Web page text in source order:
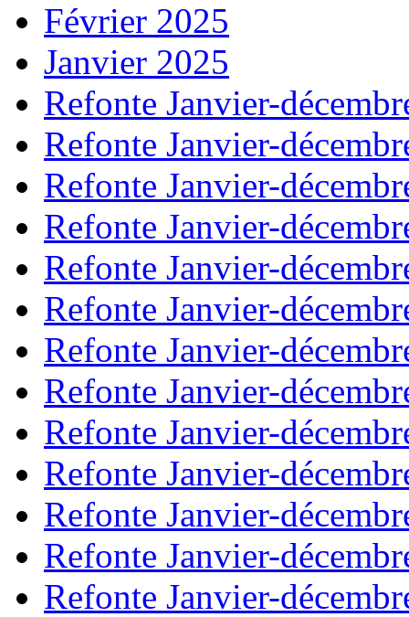
Février 2025
Janvier 2025
Refonte Janvier-
Refonte Janvier-
Refonte Janvier-
Refonte Janvier-
Refonte Janvier-
Refonte Janvier-
Refonte Janvier-
Refonte Janvier-
Refonte Janvier-
Refonte Janvier-
Refonte Janvier-
Refonte Janvier-
Refonte Janvier-